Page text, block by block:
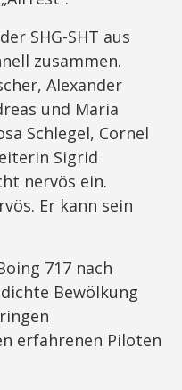
SHG-SHT aus
zusammen.
Alexander
und Maria
Schlegel, Cornel
Sigrid
nervös ein.
Er kann sein
717 nach
Bewölkung
erfahrenen Piloten